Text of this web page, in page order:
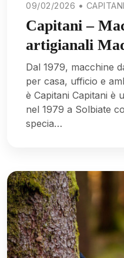
09/02/2026 • CAPITANI
Capitani –
artigianali
Dal 1979, macchine
per casa, ufficio e
è Capitani Capitani è
nel 1979 a Solbiate
specia…